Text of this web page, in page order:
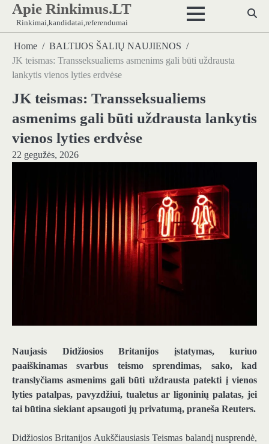
Skip
content
Apie Rinkimus.LT
Rinkimai,kandidatai,referendumai
Home
BALTIJOS ŠALIŲ NAUJIENOS
JK teismas: Transseksualiems asmenims gali būti uždrausta
lankytis vienos lyties erdvėse
JK teismas: Transseksualiems
asmenims gali būti uždrausta lankytis
vienos lyties erdvėse
22 gegužės, 2026
Naujasis Didžiosios Britanijos įstatymas, kuriuo
paaiškinamas svarbus teismo sprendimas, sako, kad
translyčiams asmenims gali būti uždrausta patekti į vienos
lyties patalpas, pavyzdžiui, tualetus ar ligoninių palatas, jei
tai būtina siekiant apsaugoti jų privatumą, praneša Reuters.
Didžiosios Britanijos Aukščiausiasis Teismas balandį nusprendė,